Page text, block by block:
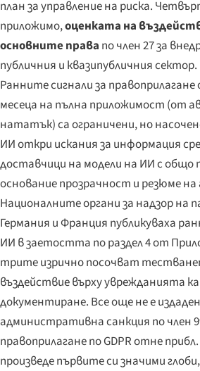
план за управление на риска.
приложимо,оценката на
основните права по член 27 за
публичния и квазипубличния сектор.
Ранните сигнали за
месеца на пълна приложимост (от
нататък) са ограничени, но
ИИ откри искания за информация
доставчици на модели на ИИ с общо
основание прозрачност и резюме
Националните органи за надзор на
Германия и Франция публикуваха
ИИ в заетостта по раздел 4 от
трите изрично посочват
въздействие върху уврежданията
документиране. Все още не е
административна санкция по член
правоприлагане по GDPR отне
произведе първите си значими